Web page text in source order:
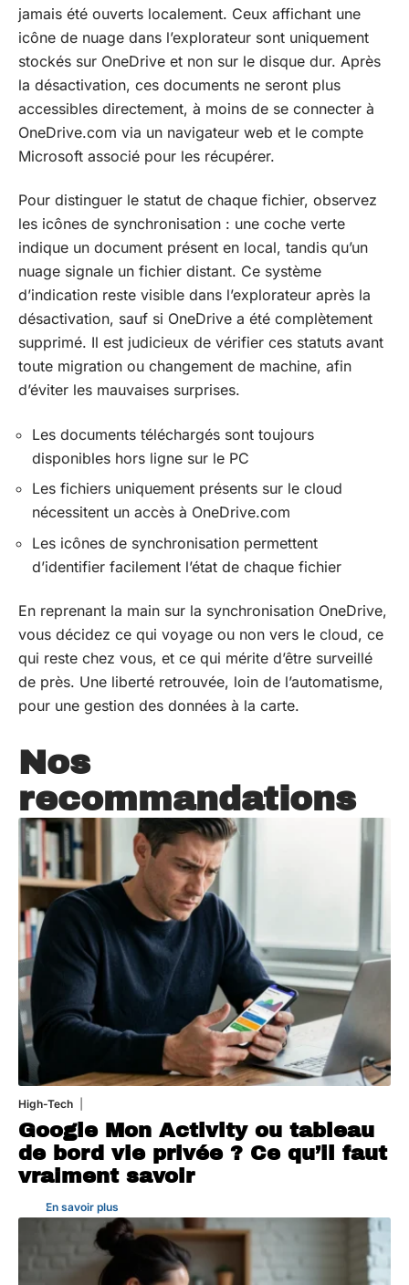
jamais été ouverts localement. Ceux affichant une
icône de nuage dans l’explorateur sont uniquement
stockés sur OneDrive et non sur le disque dur. Après
la désactivation, ces documents ne seront plus
accessibles directement, à moins de se connecter à
OneDrive.com via un navigateur web et le compte
Microsoft associé pour les récupérer.
Pour distinguer le statut de chaque fichier, observez
les icônes de synchronisation : une coche verte
indique un document présent en local, tandis qu’un
nuage signale un fichier distant. Ce système
d’indication reste visible dans l’explorateur après la
désactivation, sauf si OneDrive a été complètement
supprimé. Il est judicieux de vérifier ces statuts avant
toute migration ou changement de machine, afin
d’éviter les mauvaises surprises.
Les documents téléchargés sont toujours
disponibles hors ligne sur le PC
Les fichiers uniquement présents sur le cloud
nécessitent un accès à OneDrive.com
Les icônes de synchronisation permettent
d’identifier facilement l’état de chaque fichier
En reprenant la main sur la synchronisation OneDrive,
vous décidez ce qui voyage ou non vers le cloud, ce
qui reste chez vous, et ce qui mérite d’être surveillé
de près. Une liberté retrouvée, loin de l’automatisme,
pour une gestion des données à la carte.
Nos
recommandations
High-Tech
Google Mon Activity ou tableau
de bord vie privée ? Ce qu’il faut
vraiment savoir
En savoir plus